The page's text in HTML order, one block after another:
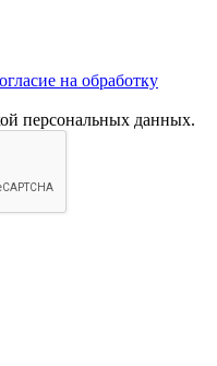
на обработку
персональных данных.